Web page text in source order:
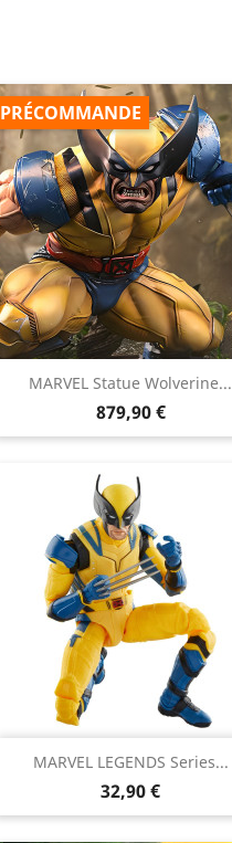
MARVEL Statue Wolverine...
Prix
879,90 €
PRÉCOMMANDE
Aperçu rapide
MARVEL LEGENDS Series...
Prix
32,90 €
Aperçu rapide